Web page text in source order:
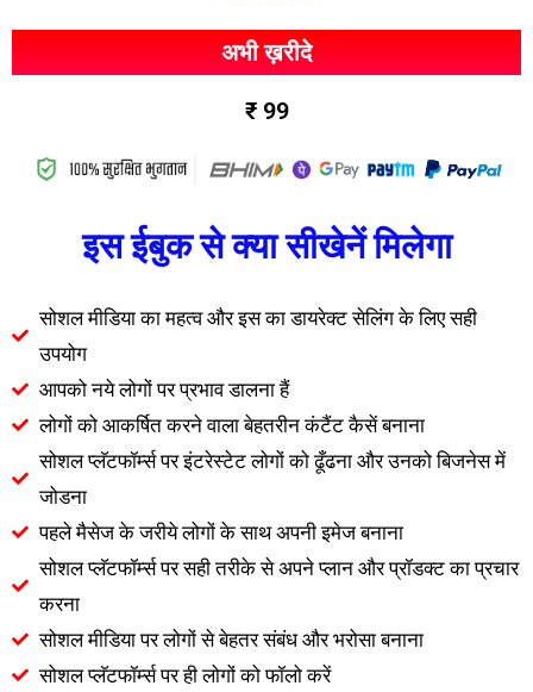
अभी ख़रीदे
₹ 99
इस ईबुक से क्या सीखेनें मिलेगा
सोशल मीडिया का महत्व और इस का डायरेक्ट सेलिंग के लिए सही
उपयोग
आपको नये लोगों पर प्रभाव डालना हैं
लोगों को आकर्षित करने वाला बेहतरीन कंटैंट कैसें बनाना
सोशल प्लॅटफॉर्म्स पर इंटरेस्टेट लोगों को ढूँढना और उनको बिजनेस में
जोडना
पहले मैसेज के जरीये लोगों के साथ अपनी इमेज बनाना
सोशल प्लॅटफॉर्म्स पर सही तरीके से अपने प्लान और प्रॉडक्ट का प्रचार
करना
सोशल मीडिया पर लोगों से बेहतर संबंध और भरोसा बनाना
सोशल प्लॅटफॉर्म्स पर ही लोगों को फॉलो करें